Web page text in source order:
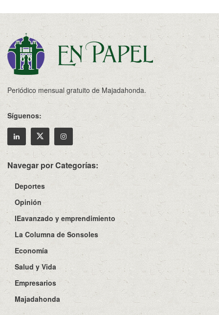
Periódico mensual gratuito de Majadahonda.
Síguenos:
Navegar por Categorías:
Deportes
Opinión
IEavanzado y emprendimiento
La Columna de Sonsoles
Economía
Salud y Vida
Empresarios
Majadahonda